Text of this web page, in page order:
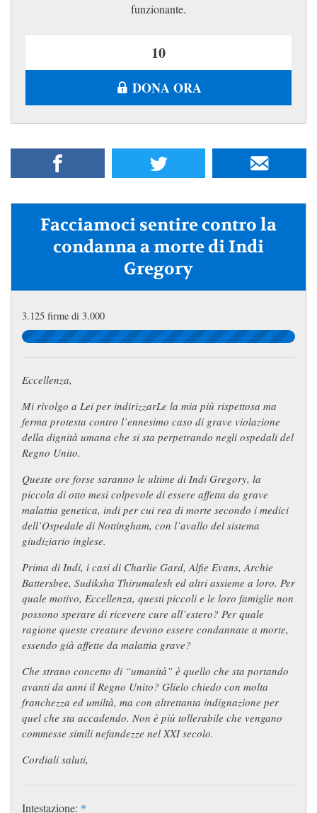
funzionante.
DONA ORA
Facciamoci sentire contro la
condanna a morte di Indi
Gregory
3.125 firme di 3.000
Eccellenza,
Mi rivolgo a Lei per indirizzarLe la mia più rispettosa ma
ferma protesta contro l’ennesimo caso di grave violazione
della dignità umana che si sta perpetrando negli ospedali del
Regno Unito.
Queste ore forse saranno le ultime di Indi Gregory, la
piccola di otto mesi colpevole di essere affetta da grave
malattia genetica, indi per cui rea di morte secondo i medici
dell’Ospedale di Nottingham, con l’avallo del sistema
giudiziario inglese.
Prima di Indi, i casi di Charlie Gard, Alfie Evans, Archie
Battersbee, Sudiksha Thirumalesh ed altri assieme a loro. Per
quale motivo, Eccellenza, questi piccoli e le loro famiglie non
possono sperare di ricevere cure all’estero? Per quale
ragione queste creature devono essere condannate a morte,
essendo già affette da malattia grave?
Che strano concetto di “umanità” è quello che sta portando
avanti da anni il Regno Unito? Glielo chiedo con molta
franchezza ed umiltà, ma con altrettanta indignazione per
quel che sta accadendo. Non è più tollerabile che vengano
commesse simili nefandezze nel XXI secolo.
Cordiali saluti,
Intestazione: *